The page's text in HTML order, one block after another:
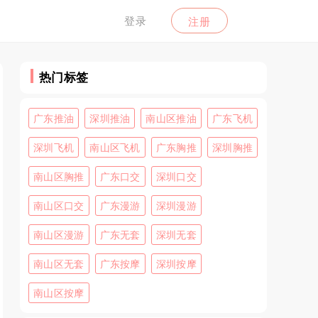
登录 注册
热门标签
广东推油 深圳推油 南山区推油 广东飞机
深圳飞机 南山区飞机 广东胸推 深圳胸推
南山区胸推 广东口交 深圳口交
南山区口交 广东漫游 深圳漫游
南山区漫游 广东无套 深圳无套
南山区无套 广东按摩 深圳按摩
南山区按摩